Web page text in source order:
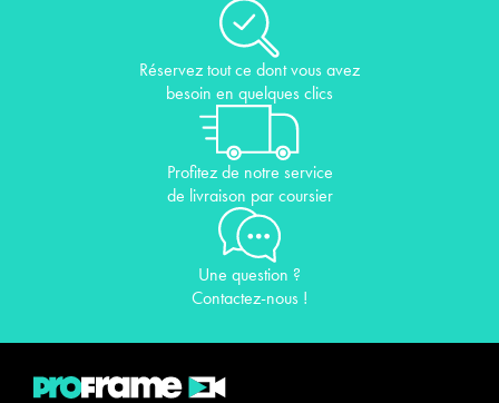
Réservez tout ce dont vous avez
besoin en quelques clics
Profitez de notre service
de livraison par coursier
Une question ?
Contactez-nous !